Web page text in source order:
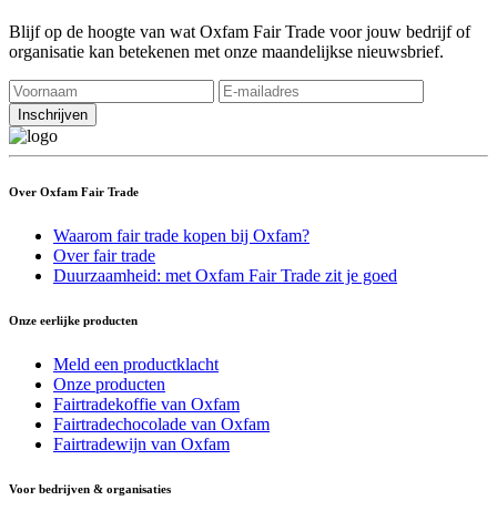
Blijf op de hoogte van wat Oxfam Fair Trade voor jouw bedrijf of
organisatie kan betekenen met onze maandelijkse nieuwsbrief.
Over Oxfam Fair Trade
Waarom fair trade kopen bij Oxfam?
Over fair trade
Duurzaamheid: met Oxfam Fair Trade zit je goed
Onze eerlijke producten
Meld een productklacht
Onze producten
Fairtradekoffie van Oxfam
Fairtradechocolade van Oxfam
Fairtradewijn van Oxfam
Voor bedrijven & organisaties